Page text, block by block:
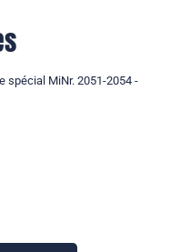
spécial MiNr. 2051-2054 -